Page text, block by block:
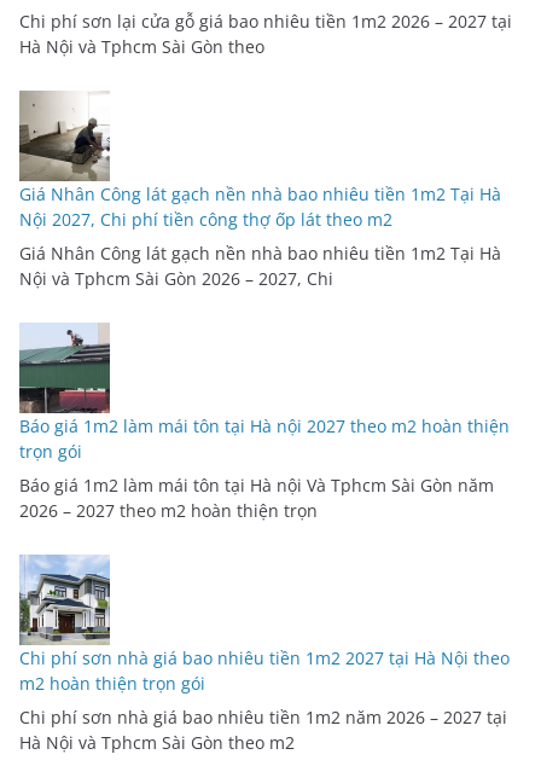
Chi phí sơn lại cửa gỗ giá bao nhiêu tiền 1m2 2026 – 2027 tại
Hà Nội và Tphcm Sài Gòn theo
Giá Nhân Công lát gạch nền nhà bao nhiêu tiền 1m2 Tại Hà
Nội 2027, Chi phí tiền công thợ ốp lát theo m2
Giá Nhân Công lát gạch nền nhà bao nhiêu tiền 1m2 Tại Hà
Nội và Tphcm Sài Gòn 2026 – 2027, Chi
Báo giá 1m2 làm mái tôn tại Hà nội 2027 theo m2 hoàn thiện
trọn gói
Báo giá 1m2 làm mái tôn tại Hà nội Và Tphcm Sài Gòn năm
2026 – 2027 theo m2 hoàn thiện trọn
Chi phí sơn nhà giá bao nhiêu tiền 1m2 2027 tại Hà Nội theo
m2 hoàn thiện trọn gói
Chi phí sơn nhà giá bao nhiêu tiền 1m2 năm 2026 – 2027 tại
Hà Nội và Tphcm Sài Gòn theo m2